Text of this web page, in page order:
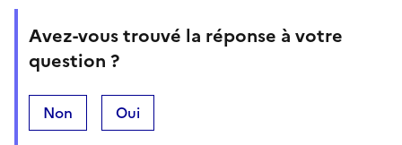
Avez-vous trouvé la réponse à votre
question ?
Non Oui